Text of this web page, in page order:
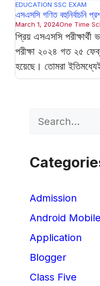
EDUCATION SSC EXAM
এসএসসি গণিত বহুনির্বাচনি
March 1, 2024One Time
প্রিয় এসএসসি
পরীক্ষা ২০২৪ গত ২৫
হয়েছে। তোমরা
Search
Admission
Android Mobile
Application
Blogger
Class Five